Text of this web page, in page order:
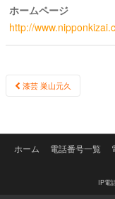
ホームページ
http://
Post
漆芸 巣山元久
ホーム 電話番号一覧
IP電